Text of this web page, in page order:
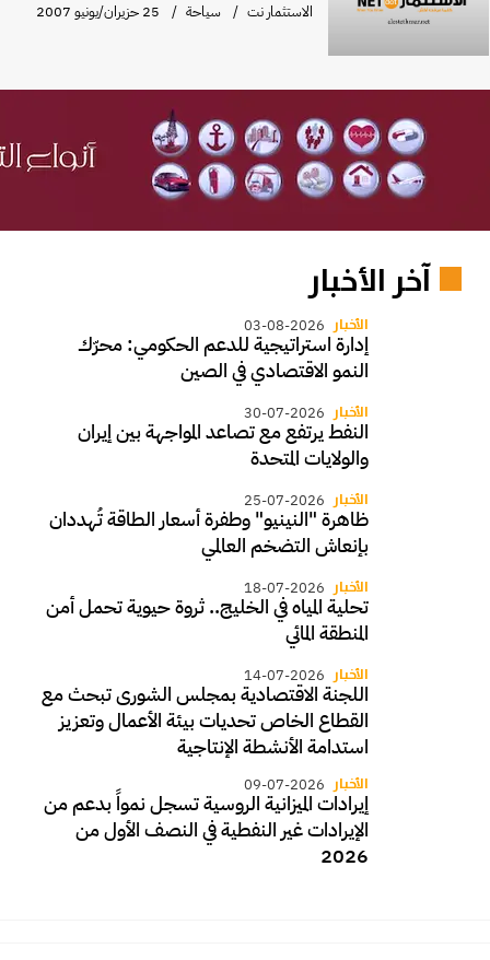
الاستثمار نت سياحة 25 حزيران/يونيو 2007
آخر الأخبار
الأخبار 03-08-2026
إدارة استراتيجية للدعم الحكومي: محرّك
النمو الاقتصادي في الصين
الأخبار 30-07-2026
النفط يرتفع مع تصاعد المواجهة بين إيران
والولايات المتحدة
الأخبار 25-07-2026
ظاهرة "النينيو" وطفرة أسعار الطاقة تُهددان
بإنعاش التضخم العالمي
الأخبار 18-07-2026
تحلية المياه في الخليج.. ثروة حيوية تحمل أمن
المنطقة المائي
الأخبار 14-07-2026
اللجنة الاقتصادية بمجلس الشورى تبحث مع
القطاع الخاص تحديات بيئة الأعمال وتعزيز
استدامة الأنشطة الإنتاجية
الأخبار 09-07-2026
إيرادات الميزانية الروسية تسجل نمواً بدعم من
الإيرادات غير النفطية في النصف الأول من
2026